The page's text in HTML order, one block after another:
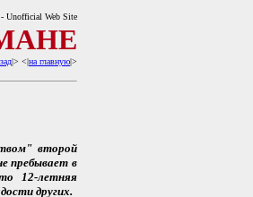
Unofficial Web Site
|> <|на главную|>
второй
пребывает в
12-летняя
других.